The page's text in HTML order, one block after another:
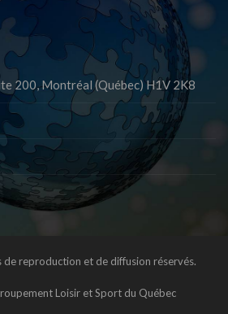
200, Montréal (Québec) H1V 2K8
reproduction et de diffusion réservés.
Loisir et Sport du Québec